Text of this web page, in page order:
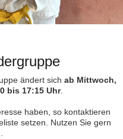
ändert sich ab Mittwoch,
bis 17:15 Uhr.
haben, so kontaktieren
setzen. Nutzen Sie gern